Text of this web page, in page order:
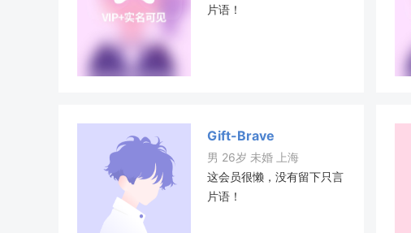
片语！
Gift-Brave
男 26岁 未婚 上海
这会员很懒，没有留下只言
片语！